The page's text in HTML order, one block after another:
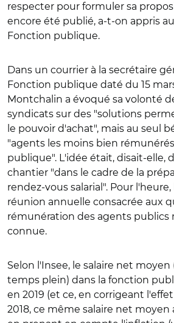
respecter pour formuler sa
encore été publié, a-t-on appris
Fonction publique.
Dans un courrier à la secrétaire
Fonction publique daté du 15
Montchalin a évoqué sa volonté
syndicats sur des "solutions
le pouvoir d'achat", mais au seul
"agents les moins bien
publique". L'idée était, disait-elle,
chantier "dans le cadre de la
rendez-vous salarial". Pour
réunion annuelle consacrée aux
rémunération des agents publics
connue.
Selon l'Insee, le salaire net
temps plein) dans la fonction
en 2019 (et ce, en corrigeant
2018, ce même salaire net moyen